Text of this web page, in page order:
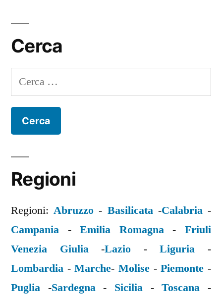
Cerca
Ricerca
per:
Regioni
Regioni:Abruzzo - Basilicata-Calabria-
Campania -Emilia Romagna-Friuli
Venezia Giulia-Lazio -Liguria -
Lombardia -Marche-Molise -Piemonte -
Puglia -Sardegna- Sicilia -Toscana -